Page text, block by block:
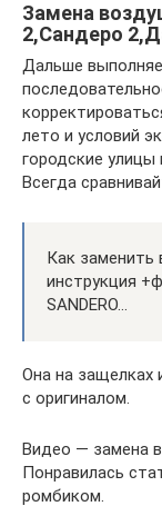
Замена
2,Сандеро
Дальше
лето и условий
городские улицы
Всегда
Как заменить
инструкция
SANDERO…
Она на защелках
с оригиналом.
Видео — замена
Понравилась
ромбиком.